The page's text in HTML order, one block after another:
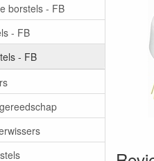
borstels - FB
- FB
- FB